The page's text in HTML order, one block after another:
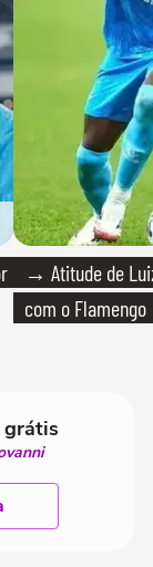
→ Atitude de
com o Flamengo
grátis